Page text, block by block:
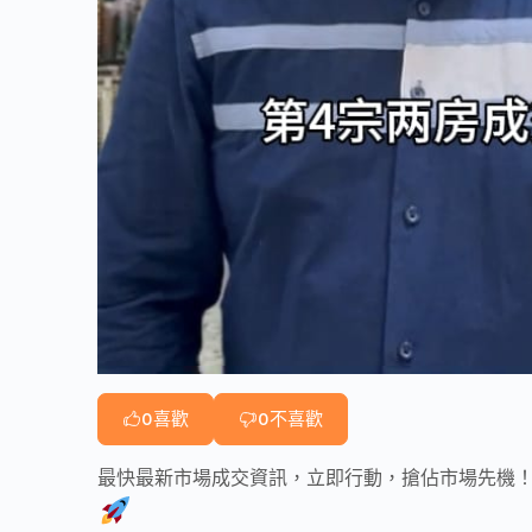
0喜歡 0不喜歡
最快最新市場成交資訊，立即行動，搶佔市場先機